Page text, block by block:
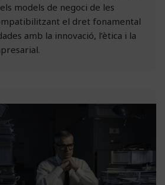
models de negoci de les
el dret fonamental
amb la innovació, l’ètica i la